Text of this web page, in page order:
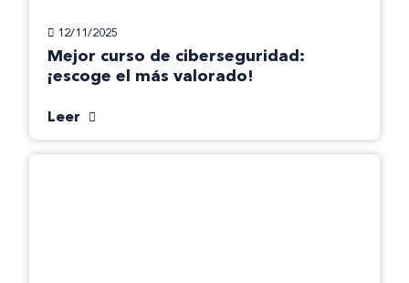
12/11/2025
Mejor curso de ciberseguridad:
¡escoge el más valorado!
Leer